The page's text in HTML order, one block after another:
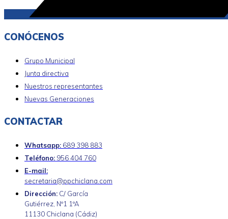
CONÓCENOS
Grupo Municipal
Junta directiva
Nuestros representantes
Nuevas Generaciones
CONTACTAR
Whatsapp: 689 398 883
Teléfono: 956 404 760
E-mail:
secretaria@ppchiclana.com
Dirección: C/ García
Gutiérrez, Nº1 1ºA
11130 Chiclana (Cádiz)